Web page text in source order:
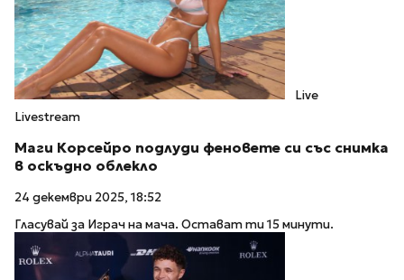
Live
Livestream
Маги Корсейро подлуди феновете си със снимка
в оскъдно облекло
24 декември 2025, 18:52
Гласувай за Играч на мача. Остават ти 15 минути.